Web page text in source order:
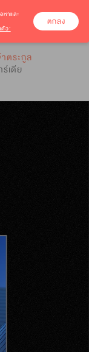
ตระกูล
เดีย
หาและ
ว’
ตกลง